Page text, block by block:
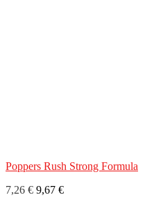
Poppers Rush Strong Formula
7,26 € 9,67 €